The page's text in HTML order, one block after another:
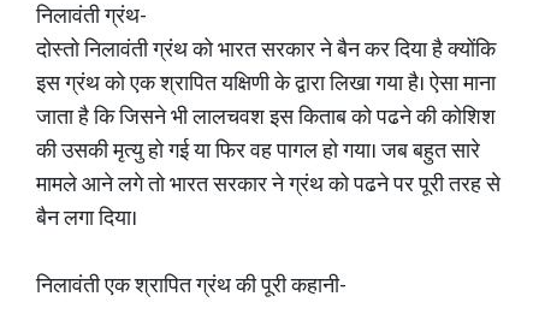
निलावंती ग्रंथ-
दोस्तो निलावंती ग्रंथ को भारत सरकार ने बैन कर दिया है क्योंकि
इस ग्रंथ को एक श्रापित यक्षिणी के द्वारा लिखा गया है। ऐसा माना
जाता है कि जिसने भी लालचवश इस किताब को पढने की कोशिश
की उसकी मृत्यु हो गई या फिर वह पागल हो गया। जब बहुत सारे
मामले आने लगे तो भारत सरकार ने ग्रंथ को पढने पर पूरी तरह से
बैन लगा दिया।
निलावंती एक श्रापित ग्रंथ की पूरी कहानी-